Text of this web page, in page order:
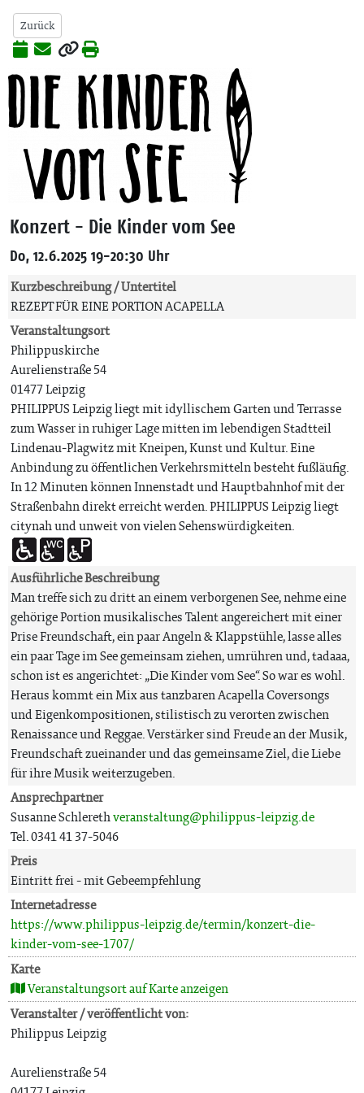
Zurück
Konzert - Die Kinder vom See
Do, 12.6.2025 19-20:30 Uhr
Kurzbeschreibung / Untertitel
REZEPT FÜR EINE PORTION ACAPELLA
Veranstaltungsort
Philippuskirche
Aurelienstraße 54
01477 Leipzig
PHILIPPUS Leipzig liegt mit idyllischem Garten und Terrasse
zum Wasser in ruhiger Lage mitten im lebendigen Stadtteil
Lindenau-Plagwitz mit Kneipen, Kunst und Kultur. Eine
Anbindung zu öffentlichen Verkehrsmitteln besteht fußläufig.
In 12 Minuten können Innenstadt und Hauptbahnhof mit der
Straßenbahn direkt erreicht werden. PHILIPPUS Leipzig liegt
citynah und unweit von vielen Sehenswürdigkeiten.
Ausführliche Beschreibung
Man treffe sich zu dritt an einem verborgenen See, nehme eine
gehörige Portion musikalisches Talent angereichert mit einer
Prise Freundschaft, ein paar Angeln & Klappstühle, lasse alles
ein paar Tage im See gemeinsam ziehen, umrühren und, tadaaa,
schon ist es angerichtet: „Die Kinder vom See“. So war es wohl.
Heraus kommt ein Mix aus tanzbaren Acapella Coversongs
und Eigenkompositionen, stilistisch zu verorten zwischen
Renaissance und Reggae. Verstärker sind Freude an der Musik,
Freundschaft zueinander und das gemeinsame Ziel, die Liebe
für ihre Musik weiterzugeben.
Ansprechpartner
Susanne Schlerethveranstaltung@philippus-leipzig.de
Tel. 0341 41 37-5046
Preis
Eintritt frei - mit Gebeempfehlung
Internetadresse
https://www.philippus-leipzig.de/termin/konzert-die-
kinder-vom-see-1707/
Karte
Veranstaltungsort auf Karte anzeigen
Veranstalter / veröffentlicht von:
Philippus Leipzig
Aurelienstraße 54